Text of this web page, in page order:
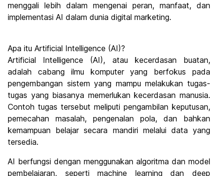
menggali lebih dalam mengenai peran, manfaat, dan
implementasi AI dalam dunia digital marketing.
Apa itu Artificial Intelligence (AI)?
Artificial Intelligence (AI), atau kecerdasan buatan,
adalah cabang ilmu komputer yang berfokus pada
pengembangan sistem yang mampu melakukan tugas-
tugas yang biasanya memerlukan kecerdasan manusia.
Contoh tugas tersebut meliputi pengambilan keputusan,
pemecahan masalah, pengenalan pola, dan bahkan
kemampuan belajar secara mandiri melalui data yang
tersedia.
AI berfungsi dengan menggunakan algoritma dan model
pembelajaran, seperti machine learning dan deep